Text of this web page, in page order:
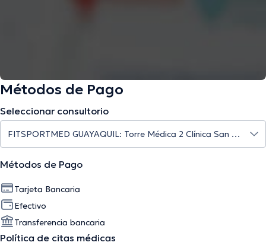
Métodos de Pago
Seleccionar consultorio
Métodos de Pago
Tarjeta Bancaria
Efectivo
Transferencia bancaria
Política de citas médicas